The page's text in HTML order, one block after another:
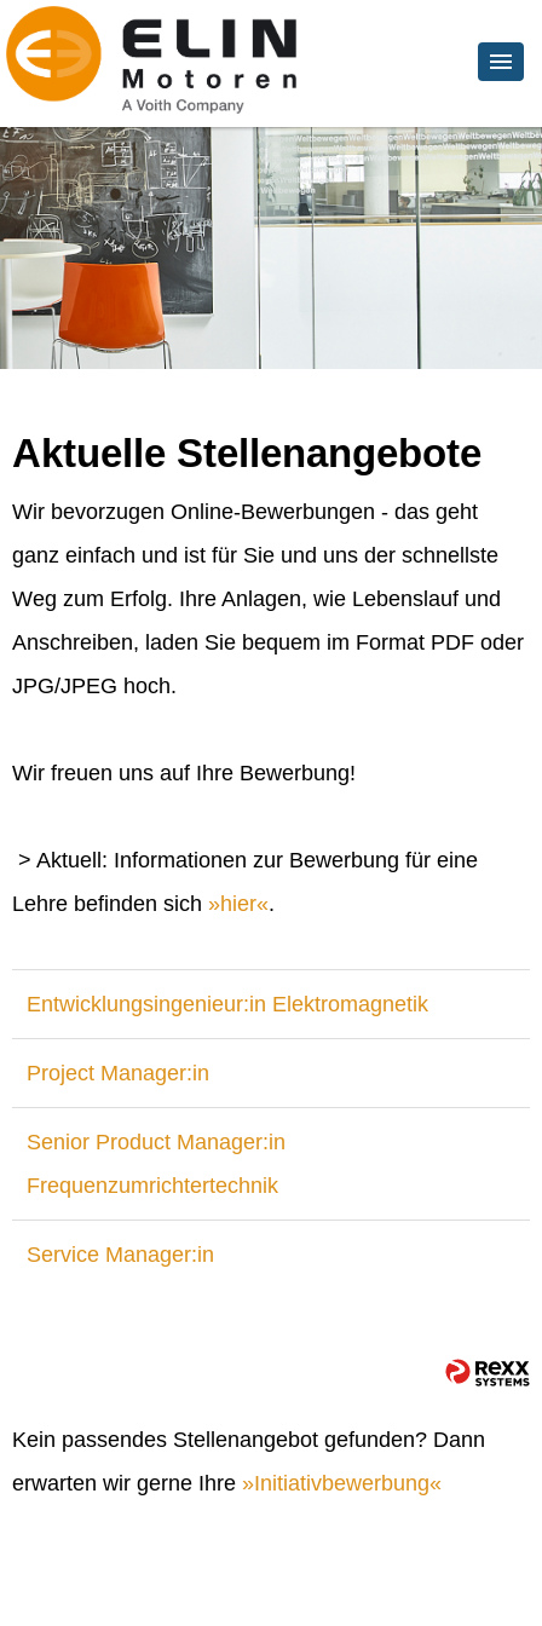
Aktuelle Stellenangebote
Wir bevorzugen Online-Bewerbungen - das geht
ganz einfach und ist für Sie und uns der schnellste
Weg zum Erfolg. Ihre Anlagen, wie Lebenslauf und
Anschreiben, laden Sie bequem im Format PDF oder
JPG/JPEG hoch.
Wir freuen uns auf Ihre Bewerbung!
> Aktuell: Informationen zur Bewerbung für eine
Lehre befinden sich
hier .
Entwicklungsingenieur:in Elektromagnetik
Project Manager:in
Senior Product Manager:in
Frequenzumrichtertechnik
Service Manager:in
Kein passendes Stellenangebot gefunden? Dann
erwarten wir gerne Ihre
Initiativbewerbung